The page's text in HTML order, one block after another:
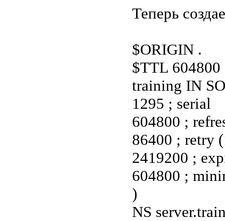
Теперь
$ORIGIN .
$TTL 604800
training IN
1295 ; serial
604800 ;
86400 ; retry
2419200 ;
604800 ;
)
NS